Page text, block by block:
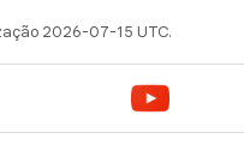
2026-07-15 UTC.